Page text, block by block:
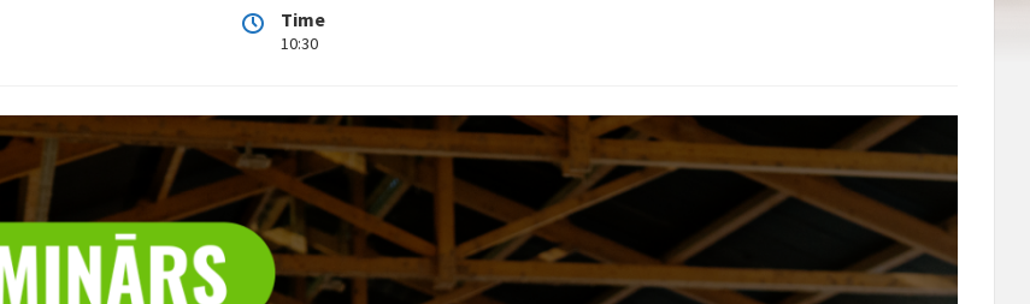
Time
10:30